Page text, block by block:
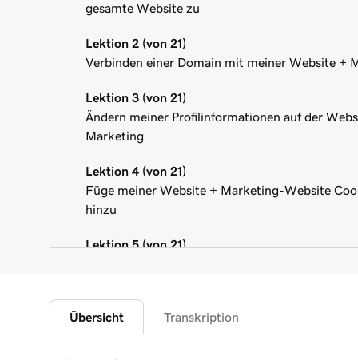
gesamte Website zu
Lektion 2 (von 21)
Verbinden einer Domain mit meiner Website +
Lektion 3 (von 21)
Ändern meiner Profilinformationen auf der
Marketing
Lektion 4 (von 21)
Füge meiner Website + Marketing-Website
hinzu
Lektion 5 (von 21)
Lektion 6 (von 21)
Hinzufügen eines Favicon zu meiner Website +
Übersicht Transkription